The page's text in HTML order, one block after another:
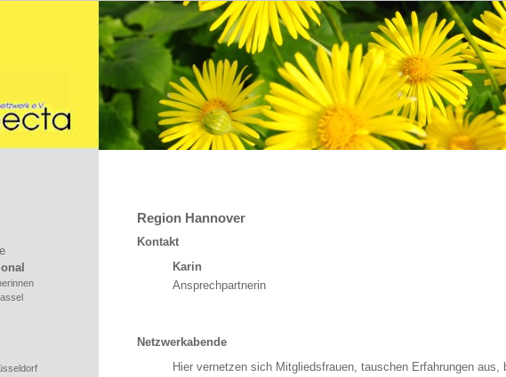
Region Hannover
Kontakt
Karin
Ansprechpartnerin
Netzwerkabende
Hier vernetzen sich Mitgliedsfrauen, tauschen Erfahrungen aus,